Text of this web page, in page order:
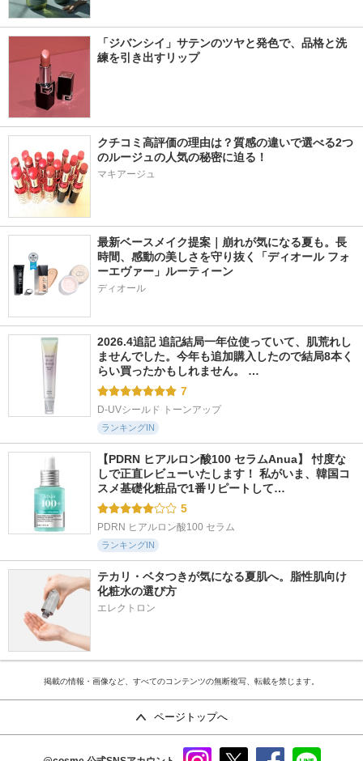
「ジバンシイ」サテンのツヤと発色で、品格と洗
練を引き出すリップ
クチコミ高評価の理由は？質感の違いで選べる2つ
のルージュの人気の秘密に迫る！
マキアージュ
最新ベースメイク提案｜崩れが気になる夏も。長
時間、感動の美しさを守り抜く「ディオール フォ
ーエヴァー」ルーティーン
ディオール
2026.4追記 追記結局一年位使っていて、肌荒れし
ませんでした。今年も追加購入したので結局8本く
らい買ったかもしれません。 …
7
D-UVシールド トーンアップ
ランキングIN
【PDRN ヒアルロン酸100 セラムAnua】 忖度な
しで正直レビューいたします！ 私がいま、韓国コ
スメ基礎化粧品で1番リピートして…
5
PDRN ヒアルロン酸100 セラム
ランキングIN
テカリ・ベタつきが気になる夏肌へ。脂性肌向け
化粧水の選び方
エレクトロン
掲載の情報・画像など、すべてのコンテンツの無断複写、転載を禁じます。
ページトップへ